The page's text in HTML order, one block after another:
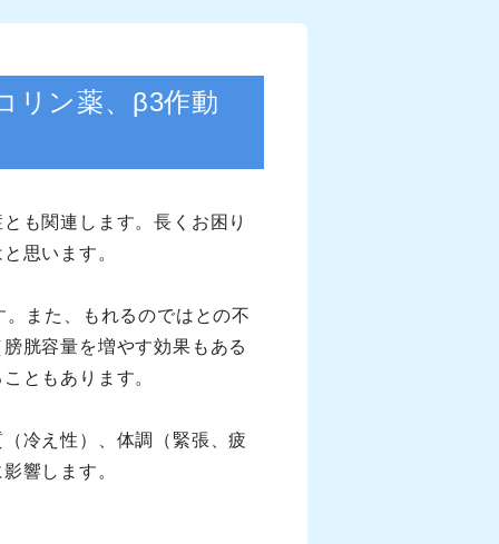
リン薬、β3作動
も関連します。長くお困り
思います。
また、もれるのではとの不
胱容量を増やす効果もある
ともあります。
冷え性）、体調（緊張、疲
響します。